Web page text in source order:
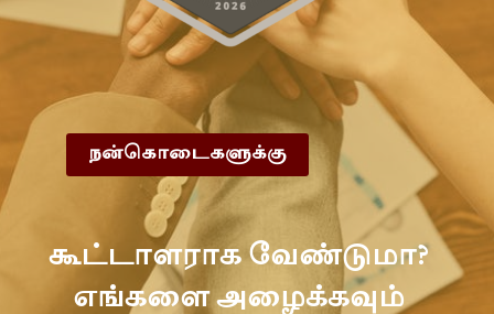
நன்கொடைகளுக்கு
கூட்டாளராக வேண்டுமா?
எங்களை அழைக்கவும்